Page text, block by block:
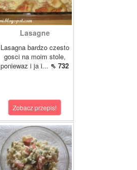
Lasagne
Lasagna bardzo czesto
gosci na moim stole,
poniewaz i ja i... ⇖ 732
Zobacz przepis!